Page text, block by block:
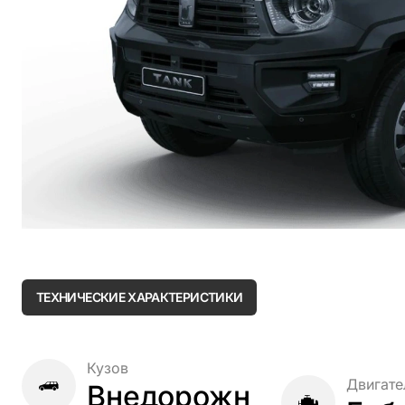
ТЕХНИЧЕСКИЕ ХАРАКТЕРИСТИКИ
Кузов
Внедорожн